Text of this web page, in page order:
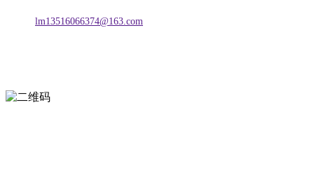
lm13516066374@163.com